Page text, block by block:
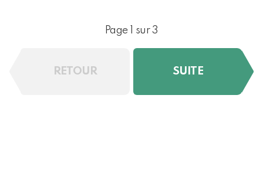
Page 1 sur 3
RETOUR SUITE